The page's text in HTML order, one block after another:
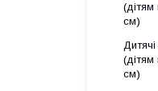
(дітям
см)
(дітям
см)